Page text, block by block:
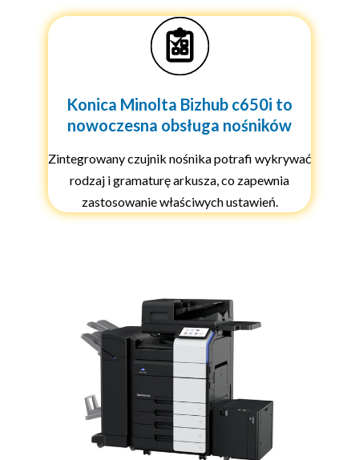
Konica Minolta Bizhub c650i to
nowoczesna obsługa nośników
Zintegrowany czujnik nośnika potrafi wykrywać
rodzaj i gramaturę arkusza, co zapewnia
zastosowanie właściwych ustawień.